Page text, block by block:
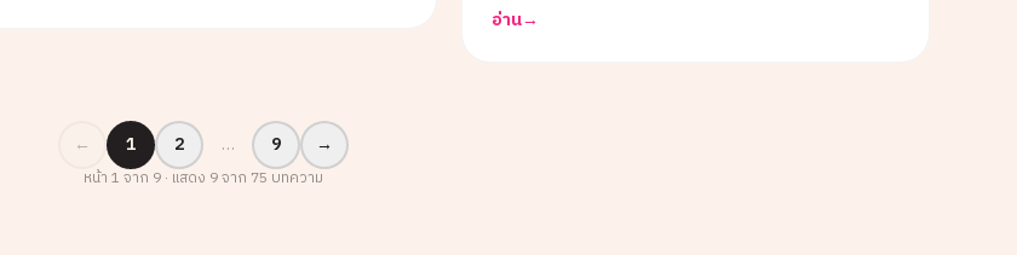
บัญชี จนถึงรีเซ็ตอย่างปลอดภัย ใช้เวลาแค่ 15 นาที
อ่าน→
← 1 2 … 9 →
หน้า 1 จาก 9 · แสดง 9จาก 75 บทความ